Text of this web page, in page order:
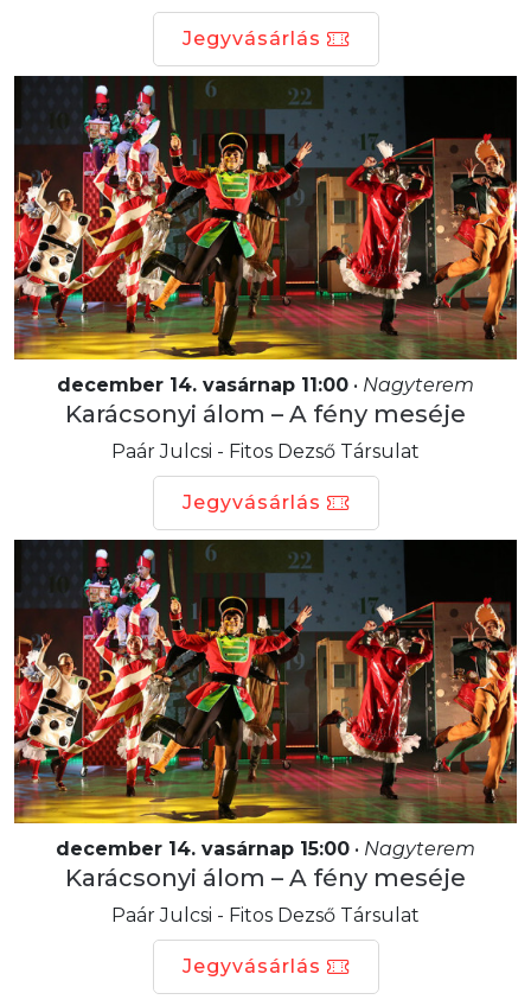
Jegyvásárlás
december 14. vasárnap 11:00 • Nagyterem
Karácsonyi álom – A fény meséje
Paár Julcsi - Fitos Dezső Társulat
Jegyvásárlás
december 14. vasárnap 15:00 • Nagyterem
Karácsonyi álom – A fény meséje
Paár Julcsi - Fitos Dezső Társulat
Jegyvásárlás